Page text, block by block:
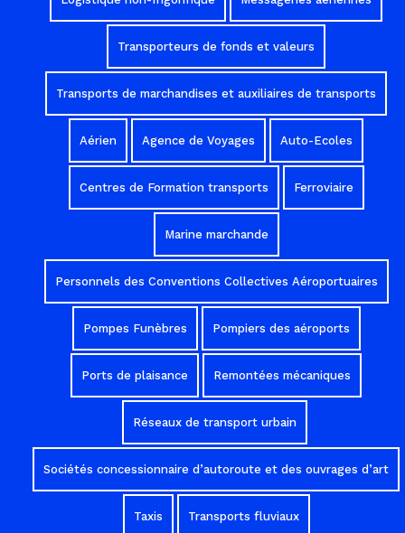
Transporteurs de fonds et valeurs
Transports de marchandises et auxiliaires de transports
Aérien Agence de Voyages Auto-Ecoles
Centres de Formation transports Ferroviaire
Marine marchande
Personnels des Conventions Collectives Aéroportuaires
Pompes Funèbres Pompiers des aéroports
Ports de plaisance Remontées mécaniques
Réseaux de transport urbain
Sociétés concessionnaire d’autoroute et des ouvrages d’art
Taxis Transports fluviaux